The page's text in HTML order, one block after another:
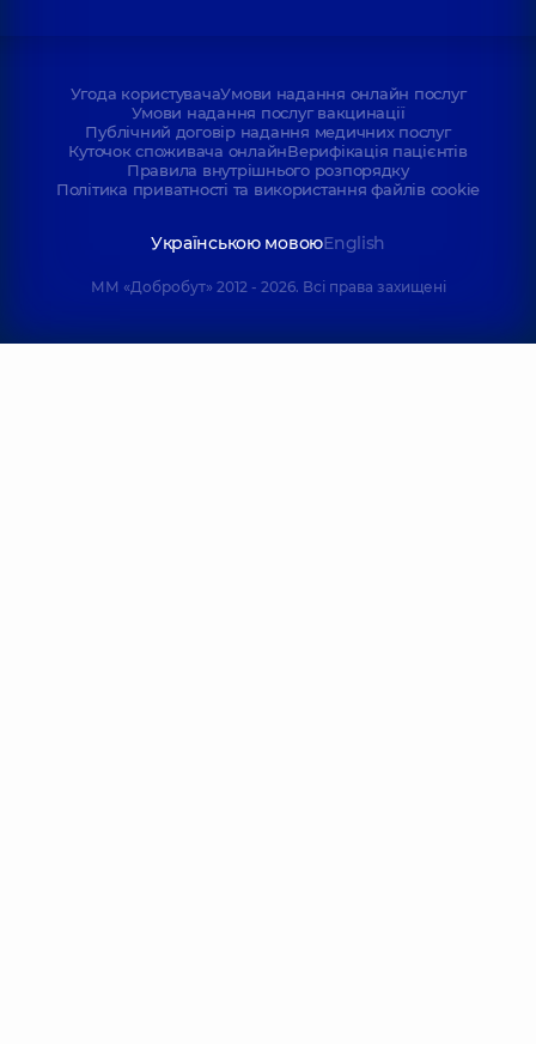
Угода користувачаУмови надання онлайн послуг
Умови надання послуг вакцинації
Публічний договір надання медичних послуг
Куточок споживача онлайнВерифікація пацієнтів
Правила внутрішнього розпорядку
Політика приватності та використання файлів cookie
Українською мовоюEnglish
ММ «Добробут» 2012 - 2026. Всі права захищені